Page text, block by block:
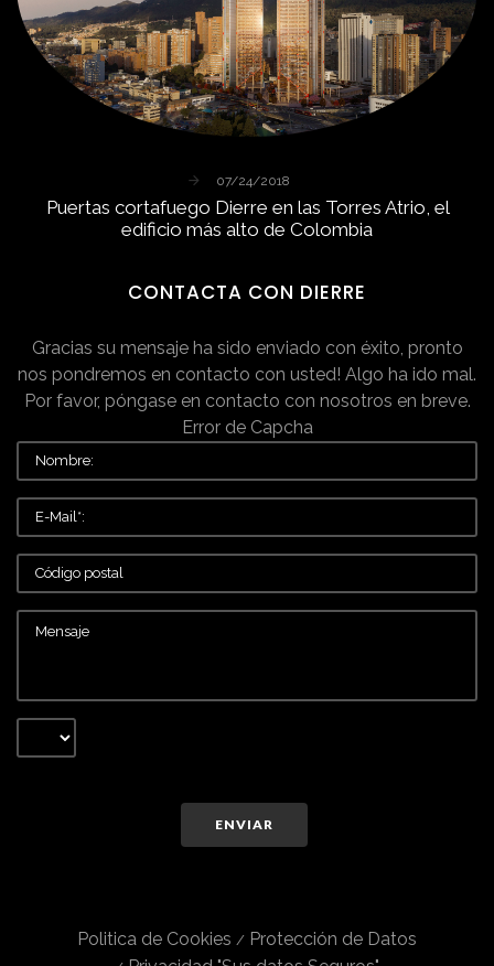
07/24/2018
Puertas cortafuego Dierre en las Torres Atrio, el
edificio más alto de Colombia
CONTACTA CON DIERRE
Gracias su mensaje ha sido enviado con éxito, pronto
nos pondremos en contacto con usted! Algo ha ido mal.
Por favor, póngase en contacto con nosotros en breve.
Error de Capcha
ENVIAR
Politica de Cookies
Protección de Datos